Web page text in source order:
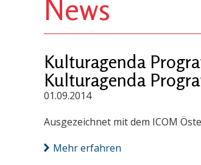
News
Kulturagenda
Kulturagenda
01.09.2014
Ausgezeichnet mit dem ICOM
Mehr erfahren